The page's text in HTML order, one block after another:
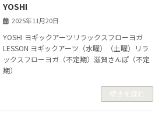
YOSHI
2025年11月20日
YOSHI ヨギックアーツリラックスフローヨガ
LESSON ヨギックアーツ（水曜）（土曜）リラ
ックスフローヨガ（不定期）滋賀さんぽ（不定
期）
続きを読む